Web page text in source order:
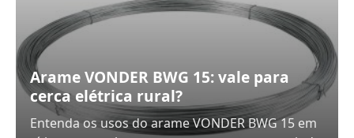
Arame VONDER BWG 15: vale para
cerca elétrica rural?
Entenda os usos do arame VONDER BWG 15 em